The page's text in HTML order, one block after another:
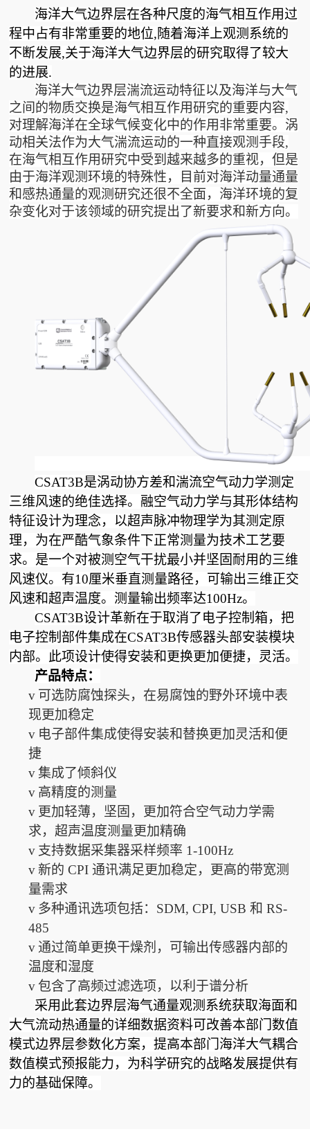
海洋大气边界层在各种尺度的海气相互作用过
程中占有非常重要的地位,随着海洋上观测系统的
不断发展,关于海洋大气边界层的研究取得了较大
的进展.
海洋大气边界层湍流运动特征以及海洋与大气
之间的物质交换是海气相互作用研究的重要内容,
对理解海洋在全球气候变化中的作用非常重要。涡
动相关法作为大气湍流运动的一种直接观测手段,
在海气相互作用研究中受到越来越多的重视，但是
由于海洋观测环境的特殊性，目前对海洋动量通量
和感热通量的观测研究还很不全面，海洋环境的复
杂变化对于该领域的研究提出了新要求和新方向。
CSAT3B是涡动协方差和湍流空气动力学测定
三维风速的绝佳选择。融空气动力学与其形体结构
特征设计为理念，以超声脉冲物理学为其测定原
理，为在严酷气象条件下正常测量为技术工艺要
求。是一个对被测空气干扰最小并坚固耐用的三维
风速仪。有10厘米垂直测量路径，可输出三维正交
风速和超声温度。测量输出频率达100Hz。
CSAT3B设计革新在于取消了电子控制箱，把
电子控制部件集成在CSAT3B传感器头部安装模块
内部。此项设计使得安装和更换更加便捷，灵活。
产品特点：
v 可选防腐蚀探头，在易腐蚀的野外环境中表
现更加稳定
v 电子部件集成使得安装和替换更加灵活和便
捷
v 集成了倾斜仪
v 高精度的测量
v 更加轻薄，坚固，更加符合空气动力学需
求，超声温度测量更加精确
v 支持数据采集器采样频率 1-100Hz
v 新的 CPI 通讯满足更加稳定，更高的带宽测
量需求
v 多种通讯选项包括：SDM, CPI, USB 和 RS-
485
v 通过简单更换干燥剂，可输出传感器内部的
温度和湿度
v 包含了高频过滤选项，以利于谱分析
采用此套边界层海气通量观测系统获取海面和
大气流动热通量的详细数据资料可改善本部门数值
模式边界层参数化方案，提高本部门海洋大气耦合
数值模式预报能力，为科学研究的战略发展提供有
力的基础保障。